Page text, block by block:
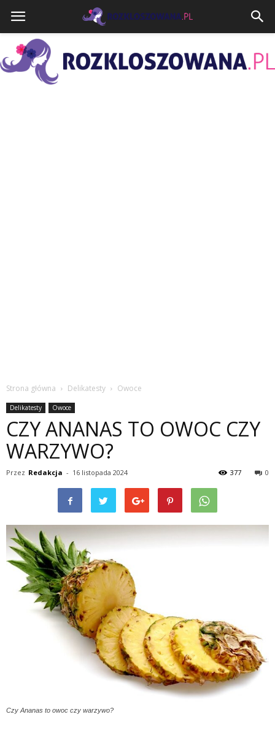
Strona główna Delikatesty Owoce
Delikatesty Owoce
CZY ANANAS TO OWOC CZY
WARZYWO?
Przez Redakcja - 16 listopada 2024 0
377
Czy Ananas to owoc czy warzywo?